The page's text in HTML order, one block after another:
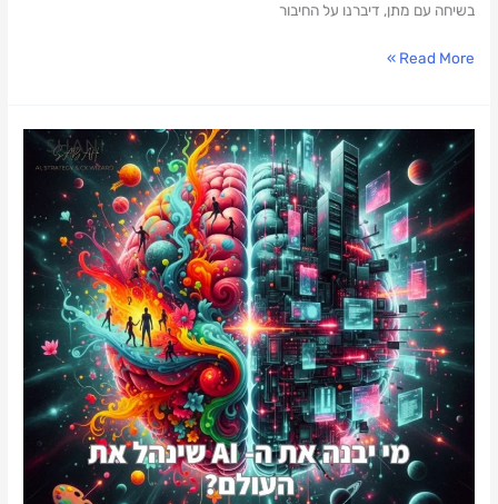
בשיחה עם מתן, דיברנו על החיבור
Read More »
יבנה
ה-
שינהל
העולם?